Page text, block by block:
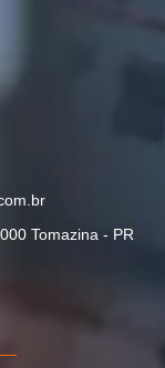
Tomazina - PR